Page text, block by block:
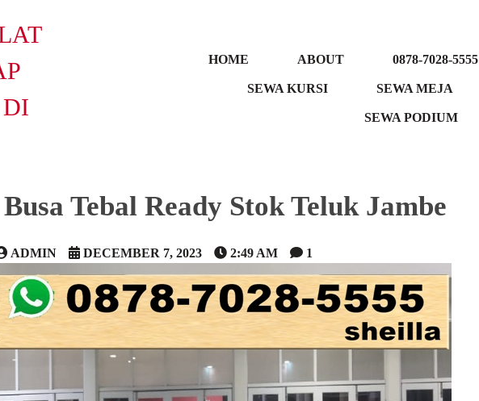
HOME ABOUT 0878-7028-5555
SEWA KURSI SEWA MEJA
SEWA PODIUM
Tebal Ready Stok Teluk Jambe
ADMIN DECEMBER 7, 2023 2:49 AM 1